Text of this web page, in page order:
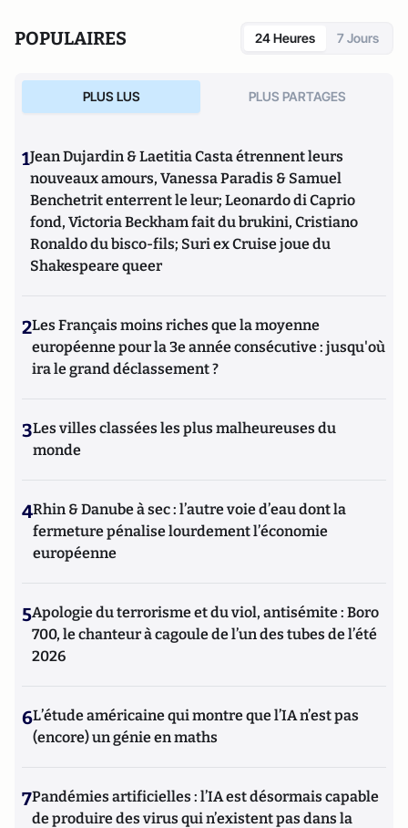
POPULAIRES 24 Heures 7 Jours
PLUS LUS PLUS PARTAGES
1Jean Dujardin & Laetitia Casta étrennent leurs
nouveaux amours, Vanessa Paradis & Samuel
Benchetrit enterrent le leur; Leonardo di Caprio
fond, Victoria Beckham fait du brukini, Cristiano
Ronaldo du bisco-fils; Suri ex Cruise joue du
Shakespeare queer
2Les Français moins riches que la moyenne
européenne pour la 3e année consécutive : jusqu'où
ira le grand déclassement ?
3Les villes classées les plus malheureuses du
monde
4Rhin & Danube à sec : l’autre voie d’eau dont la
fermeture pénalise lourdement l’économie
européenne
5Apologie du terrorisme et du viol, antisémite : Boro
700, le chanteur à cagoule de l’un des tubes de l’été
2026
6L’étude américaine qui montre que l’IA n’est pas
(encore) un génie en maths
7Pandémies artificielles : l’IA est désormais capable
de produire des virus qui n’existent pas dans la